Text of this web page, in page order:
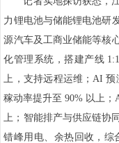
力锂电池与储能锂电池研
源汽车及工商业储能等核
化管理系统，搭建产线
上，支持远程运维；AI
稼动率提升至 90% 以上
上；智能排产与供应链协
错峰用电、余热回收，综